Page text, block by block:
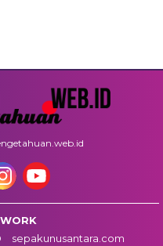
sepakunusantara.com